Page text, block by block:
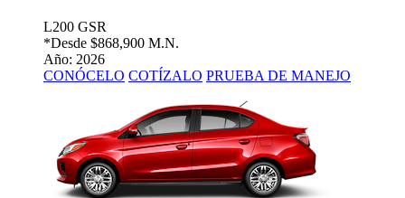
L200 GSR
*Desde $868,900 M.N.
Año: 2026
CONÓCELO COTÍZALO PRUEBA DE MANEJO